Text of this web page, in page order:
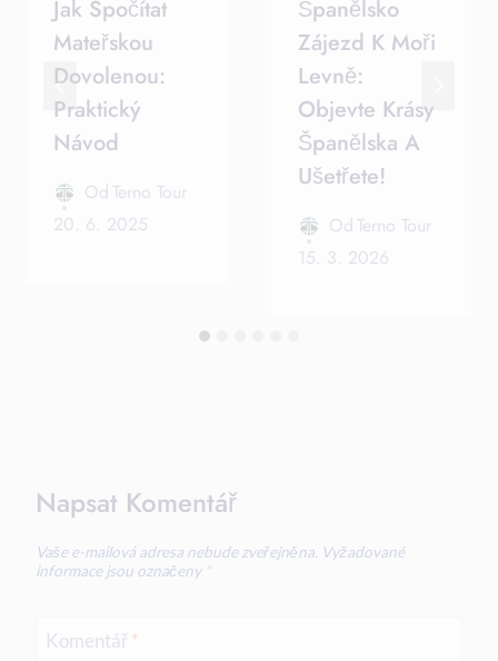
Jak Spočítat
Mateřskou
Dovolenou:
Praktický
Návod
Od Terno Tour
20. 6. 2025
Španělsko
Zájezd K Moři
Levně:
Objevte Krásy
Španělska A
Ušetřete!
Od Terno Tour
15. 3. 2026
Napsat Komentář
Vaše e-mailová adresa nebude zveřejněna. Vyžadované
informace jsou označeny *
Komentář *